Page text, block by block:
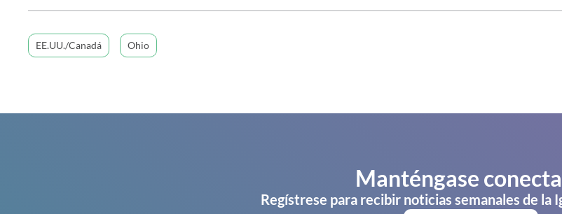
EE.UU./Canadá Ohio
Manténgase
Regístrese para recibir noticias semanales de la